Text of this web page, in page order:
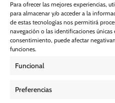
Para ofrecer las mejores experiencias,
para almacenar y/o acceder a la
de estas tecnologías nos permitirá
navegación o las identificaciones
consentimiento, puede afectar
funciones.
Funcional
Preferencias
POLÍTICA DE